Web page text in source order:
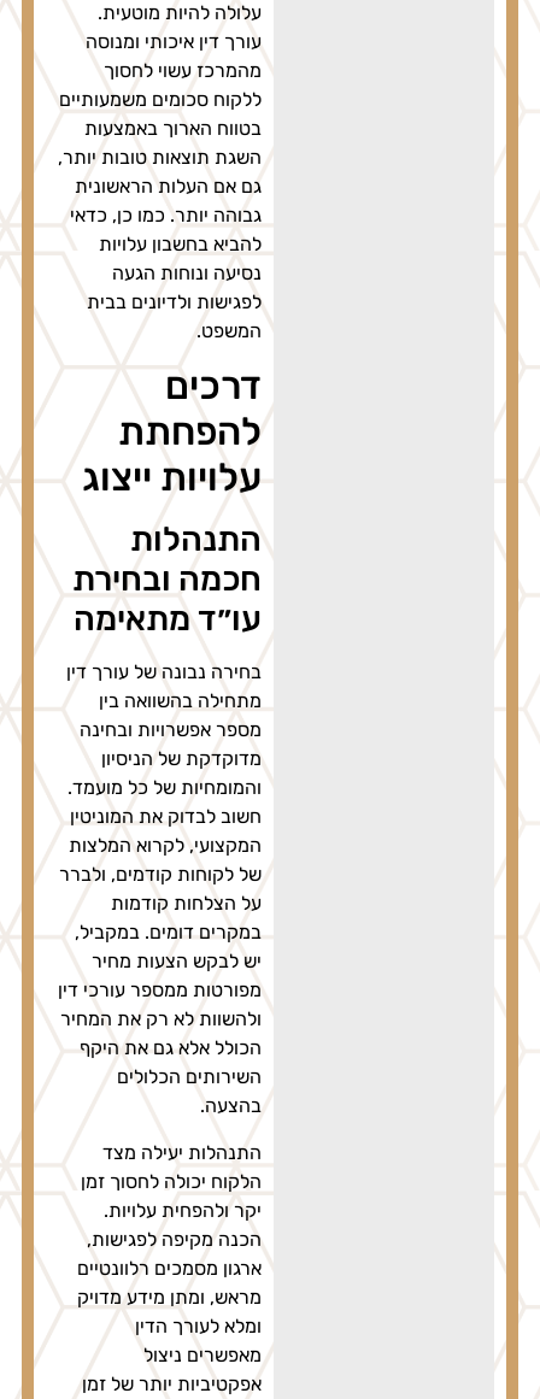
עלולה להיות מוטעית.
עורך דין איכותי ומנוסה
מהמרכז עשוי לחסוך
ללקוח סכומים משמעותיים
בטווח הארוך באמצעות
השגת תוצאות טובות יותר,
גם אם העלות הראשונית
גבוהה יותר. כמו כן, כדאי
להביא בחשבון עלויות
נסיעה ונוחות הגעה
לפגישות ולדיונים בבית
המשפט.
דרכים
להפחתת
עלויות ייצוג
התנהלות
חכמה ובחירת
עו״ד מתאימה
בחירה נבונה של עורך דין
מתחילה בהשוואה בין
מספר אפשרויות ובחינה
מדוקדקת של הניסיון
והמומחיות של כל מועמד.
חשוב לבדוק את המוניטין
המקצועי, לקרוא המלצות
של לקוחות קודמים, ולברר
על הצלחות קודמות
במקרים דומים. במקביל,
יש לבקש הצעות מחיר
מפורטות ממספר עורכי דין
ולהשוות לא רק את המחיר
הכולל אלא גם את היקף
השירותים הכלולים
התנהלות יעילה מצד
הלקוח יכולה לחסוך זמן
יקר ולהפחית עלויות.
הכנה מקיפה לפגישות,
ארגון מסמכים רלוונטיים
מראש, ומתן מידע מדויק
ומלא לעורך הדין
מאפשרים ניצול
אפקטיביות יותר של זמן